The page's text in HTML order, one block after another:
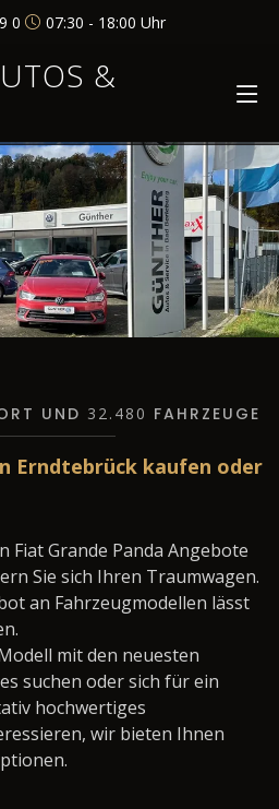
0 07:30 - 18:00 Uhr
&
UND 32.480 FAHRZEUGE
Erndtebrück kaufen oder
Fiat Grande Panda Angebote
Sie sich Ihren Traumwagen.
an Fahrzeugmodellen lässt
mit den neuesten
suchen oder sich für ein
hochwertiges
wir bieten Ihnen